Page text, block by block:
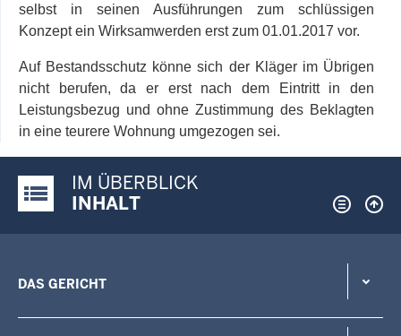
selbst in seinen Ausführungen zum schlüssigen
Konzept ein Wirksamwerden erst zum 01.01.2017 vor.
Auf Bestandsschutz könne sich der Kläger im Übrigen
nicht berufen, da er erst nach dem Eintritt in den
Leistungsbezug und ohne Zustimmung des Beklagten
in eine teurere Wohnung umgezogen sei.
Justiz-Portal im Überblick:
IM ÜBERBLICK
INHALT
DAS GERICHT